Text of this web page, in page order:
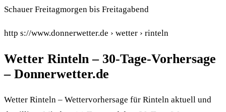
Schauer Freitagmorgen bis Freitagabend
http s://www.donnerwetter.de › wetter › rinteln
Wetter Rinteln – 30-Tage-Vorhersage
– Donnerwetter.de
Wetter Rinteln – Wettervorhersage für Rinteln aktuell und